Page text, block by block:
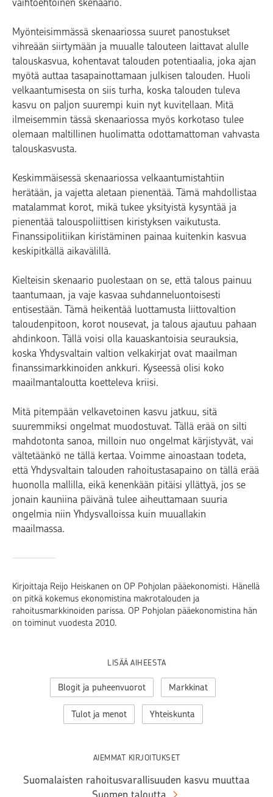
Myönteisimmässä skenaariossa suuret panostukset
vihreään siirtymään ja muualle talouteen laittavat alulle
talouskasvua, kohentavat talouden potentiaalia, joka ajan
myötä auttaa tasapainottamaan julkisen talouden. Huoli
velkaantumisesta on siis turha, koska talouden tuleva
kasvu on paljon suurempi kuin nyt kuvitellaan. Mitä
ilmeisemmin tässä skenaariossa myös korkotaso tulee
olemaan maltillinen huolimatta odottamattoman vahvasta
talouskasvusta.
Keskimmäisessä skenaariossa velkaantumistahtiin
herätään, ja vajetta aletaan pienentää. Tämä mahdollistaa
matalammat korot, mikä tukee yksityistä kysyntää ja
pienentää talouspoliittisen kiristyksen vaikutusta.
Finanssipolitiikan kiristäminen painaa kuitenkin kasvua
keskipitkällä aikavälillä.
Kielteisin skenaario puolestaan on se, että talous painuu
taantumaan, ja vaje kasvaa suhdanneluontoisesti
entisestään. Tämä heikentää luottamusta liittovaltion
taloudenpitoon, korot nousevat, ja talous ajautuu pahaan
ahdinkoon. Tällä voisi olla kauaskantoisia seurauksia,
koska Yhdysvaltain valtion velkakirjat ovat maailman
finanssimarkkinoiden ankkuri. Kyseessä olisi koko
maailmantaloutta koetteleva kriisi.
Mitä pitempään velkavetoinen kasvu jatkuu, sitä
suuremmiksi ongelmat muodostuvat. Tällä erää on silti
mahdotonta sanoa, milloin nuo ongelmat kärjistyvät, vai
vältetäänkö ne tällä kertaa. Voimme ainoastaan todeta,
että Yhdysvaltain talouden rahoitustasapaino on tällä erää
huonolla mallilla, eikä kenenkään pitäisi yllättyä, jos se
jonain kauniina päivänä tulee aiheuttamaan suuria
ongelmia niin Yhdysvalloissa kuin muuallakin
maailmassa.
Kirjoittaja Reijo Heiskanen on OP Pohjolan pääekonomisti. Hänellä
on pitkä kokemus ekonomistina makrotalouden ja
rahoitusmarkkinoiden parissa. OP Pohjolan pääekonomistina hän
on toiminut vuodesta 2010.
LISÄÄ AIHEESTA
Blogit ja puheenvuorot Markkinat
Tulot ja menot Yhteiskunta
AIEMMAT KIRJOITUKSET
Suomalaisten rahoitusvarallisuuden kasvu muuttaa
Suomen taloutta